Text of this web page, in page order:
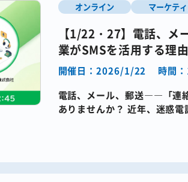
オンライン マーケテ
【1/22・27】電話、
業がSMSを活用する理
開催日：2026/1/22 時間
電話、メール、郵送――​「連
ありませんか？​ 近年、迷惑